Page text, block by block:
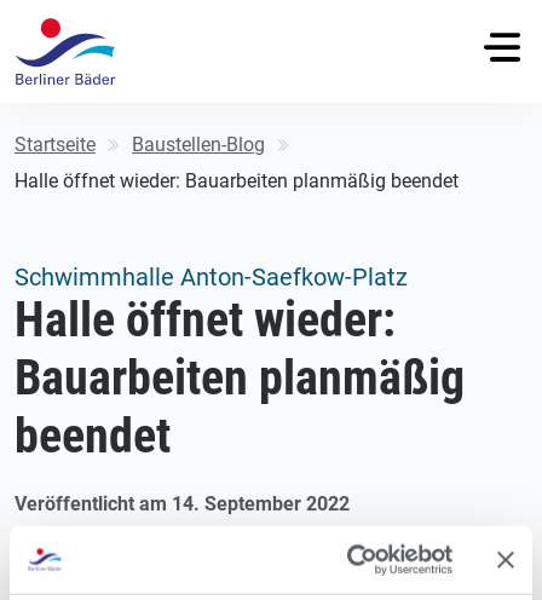
Startseite
Baustellen-Blog
Halle öffnet wieder: Bauarbeiten planmäßig beendet
Schwimmhalle Anton-Saefkow-Platz
Halle öffnet wieder:
Bauarbeiten planmäßig
beendet
Veröffentlicht am 14. September 2022
Es ist angerichtet: In der Schwimmhalle Anton-Saefkow-